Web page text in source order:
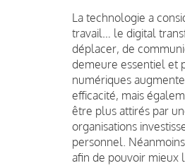
La technologie a
travail… le digital
déplacer, de
demeure essentiel et
numériques
efficacité, mais
être plus attirés par
organisations
personnel.
afin de pouvoir mieux